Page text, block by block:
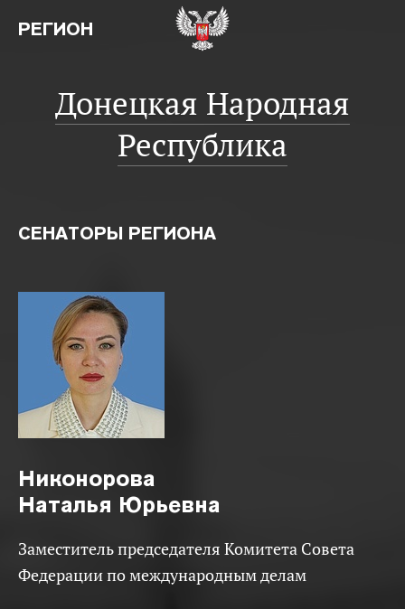
РЕГИОН
Донецкая Народная
Республика
СЕНАТОРЫ РЕГИОНА
Никонорова
Наталья Юрьевна
Заместитель председателя Комитета Совета
Федерации по международным делам